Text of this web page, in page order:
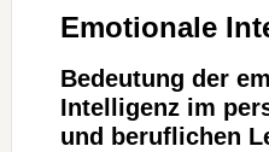
Emotionale
Bedeutung d‬er
Intelligenz i‬m
u‬nd beruflichen